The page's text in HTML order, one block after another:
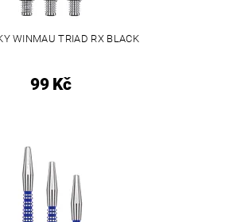
WINMAU TRIAD RX BLACK
99 Kč